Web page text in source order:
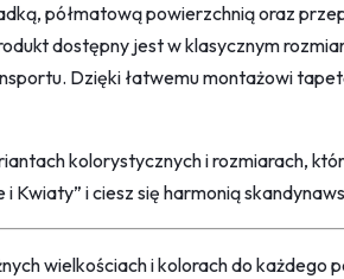
półmatową powierzchnią oraz
dostępny jest w klasycznym
Dzięki łatwemu montażowi
kolorystycznych i rozmiarach,
Kwiaty” i ciesz się harmonią
wielkościach i kolorach do każdego